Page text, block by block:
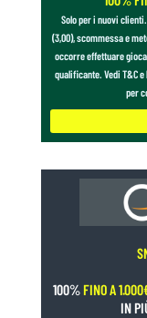
Solo per i nuovi
(3,00), scommessa e
occorre effettuare
qualificante. Vedi T&C
per
100%FINO A
IN